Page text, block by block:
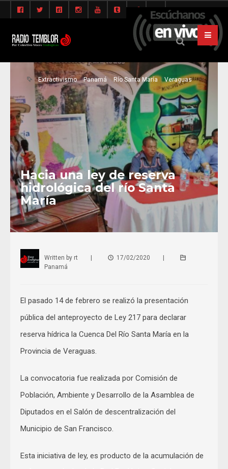
Extractivismo Panamá Río Santa María Veraguas
Hacia una ley de reserva
hidrológica del río Santa
María
Written by rt 17/02/2020
Panamá
El pasado 14 de febrero se realizó la presentación
pública del anteproyecto de Ley 217 para declarar
reserva hídrica la Cuenca Del Río Santa María en la
Provincia de Veraguas.
La convocatoria fue realizada por Comisión de
Población, Ambiente y Desarrollo de la Asamblea de
Diputados en el Salón de descentralización del
Municipio de San Francisco.
Esta iniciativa de ley, es producto de la acumulación de